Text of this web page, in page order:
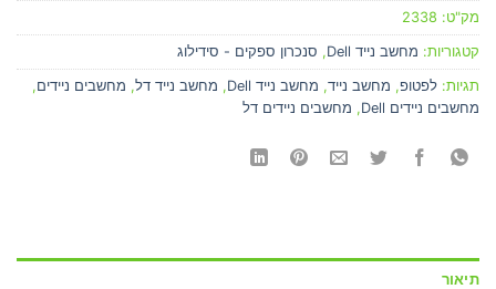
מק"ט: 2338
קטגוריות: מחשב נייד Dell , סנכרון ספקים - סידילוג
תגיות: לפטופ, מחשב נייד, מחשב נייד Dell , מחשב נייד דל, מחשבים ניידים,
מחשבים ניידים Dell
, מחשבים ניידים דל
תיאור